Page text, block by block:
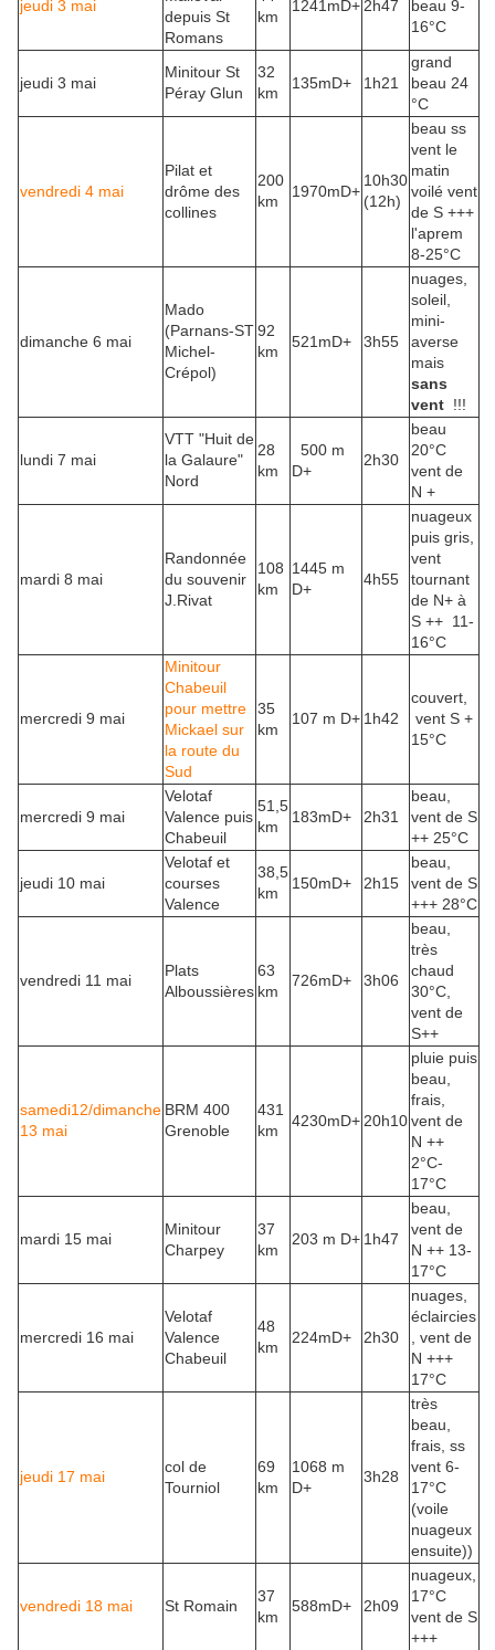
jeudi 3 mai
depuis St
Romans
km
1241mD+ 2h47
beau 9-
16°C
jeudi 3 mai
Minitour St
Péray Glun
32
km
135mD+ 1h21
grand
beau 24
°C
vendredi 4 mai
Pilat et
drôme des
collines
200
km
1970mD+
10h30
(12h)
beau ss
vent le
matin
voilé vent
de S +++
l'aprem
8-25°C
dimanche 6 mai
Mado
(Parnans-ST
Michel-
Crépol)
92
km
521mD+ 3h55
nuages,
soleil,
mini-
averse
mais
sans
vent !!!
lundi 7 mai
VTT "Huit de
la Galaure"
Nord
28
km
500 m
D+
2h30
beau
20°C
vent de
N +
mardi 8 mai
Randonnée
du souvenir
J.Rivat
108
km
1445 m
D+
4h55
nuageux
puis gris,
vent
tournant
de N+ à
S ++ 11-
16°C
mercredi 9 mai
Minitour
Chabeuil
pour mettre
Mickael sur
la route du
Sud
35
km
107 m D+ 1h42
couvert,
vent S +
15°C
mercredi 9 mai
Velotaf
Valence puis
Chabeuil
51,5
km
183mD+ 2h31
beau,
vent de S
++ 25°C
jeudi 10 mai
Velotaf et
courses
Valence
38,5
km
150mD+ 2h15
beau,
vent de S
+++ 28°C
vendredi 11 mai
Plats
Alboussières
63
km
726mD+ 3h06
beau,
très
chaud
30°C,
vent de
S++
samedi12/dimanche
13 mai
BRM 400
Grenoble
431
km
4230mD+ 20h10
pluie puis
beau,
frais,
vent de
N ++
2°C-
17°C
mardi 15 mai
Minitour
Charpey
37
km
203 m D+ 1h47
beau,
vent de
N ++ 13-
17°C
mercredi 16 mai
Velotaf
Valence
Chabeuil
48
km
224mD+ 2h30
nuages,
éclaircies
, vent de
N +++
17°C
jeudi 17 mai
col de
Tourniol
69
km
1068 m
D+
3h28
très
beau,
frais, ss
vent 6-
17°C
(voile
nuageux
ensuite))
vendredi 18 mai St Romain
37
km
588mD+ 2h09
nuageux,
17°C
vent de S
+++